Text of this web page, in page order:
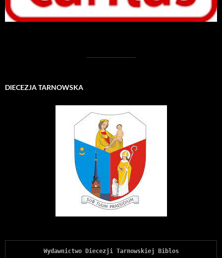
DIECEZJA TARNOWSKA
Wydawnictwo Diecezji Tarnowskiej Biblos